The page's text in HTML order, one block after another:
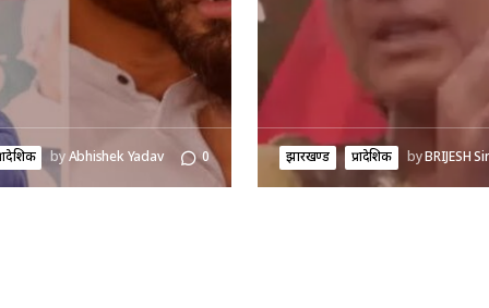
byAbhishek Yadav 0 झारखण्ड प्रादेशिक byBRIJESH